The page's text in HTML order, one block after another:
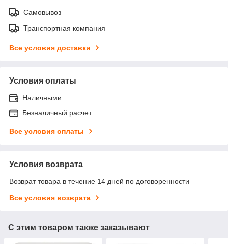
Самовывоз
Транспортная компания
Все условия доставки
Условия оплаты
Наличными
Безналичный расчет
Все условия оплаты
Условия возврата
Возврат товара в течение 14 дней по договоренности
Все условия возврата
С этим товаром также заказывают